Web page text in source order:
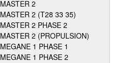
MASTER 2
MASTER 2 (T28 33 35)
MASTER 2 PHASE 2
MASTER 2 (PROPULSION)
MEGANE 1 PHASE 1
MEGANE 1 PHASE 2